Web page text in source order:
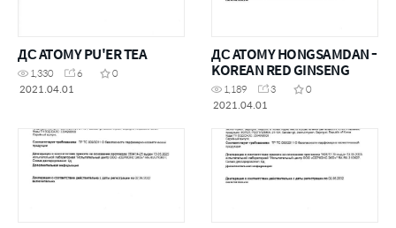
ДС ATOMY PU'ER TEA
1,330 6
0
2021.04.01
ДС ATOMY HONGSAMDAN -
KOREAN RED GINSENG
1,189 3
0
2021.04.01